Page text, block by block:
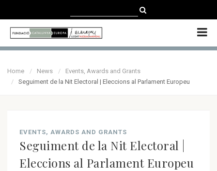
ENGLISH
Home News
Events, Awards and Grants
Seguiment de la Nit Electoral | Eleccions al Parlament Europeu
EVENTS, AWARDS AND GRANTS
Seguiment de la Nit Electoral |
Eleccions al Parlament Europeu